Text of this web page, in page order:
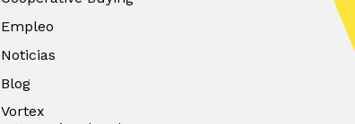
Empleo
Noticias
Blog
Vortex